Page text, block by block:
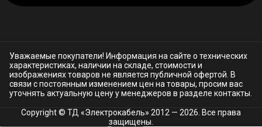
Уважаемые покупатели! Информация на сайте о технических
характеристиках, наличии на складе, стоимости и
изображениях товаров не является публичной офертой. В
связи с постоянным изменением цен на товары, просим вас
уточнять актуальную цену у менеджеров в разделе контакты.
Copyright © ТД «Электрокабель»​ 2012 — 2026. Все права
защищены.